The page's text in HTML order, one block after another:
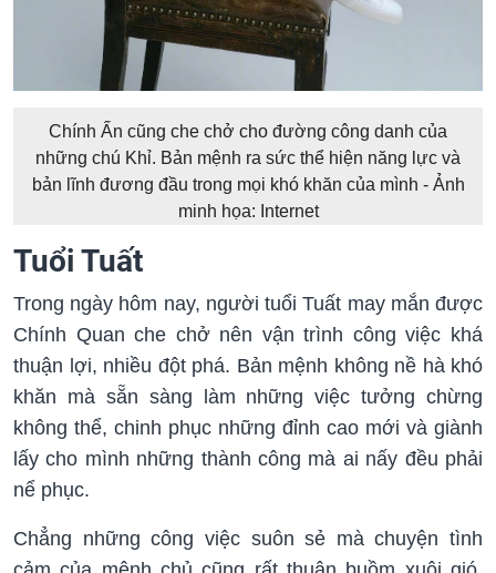
Chính Ấn cũng che chở cho đường công danh của
những chú Khỉ. Bản mệnh ra sức thể hiện năng lực và
bản lĩnh đương đầu trong mọi khó khăn của mình - Ảnh
minh họa: Internet
Tuổi Tuất
Trong ngày hôm nay, người tuổi Tuất may mắn được
Chính Quan che chở nên vận trình công việc khá
thuận lợi, nhiều đột phá. Bản mệnh không nề hà khó
khăn mà sẵn sàng làm những việc tưởng chừng
không thể, chinh phục những đỉnh cao mới và giành
lấy cho mình những thành công mà ai nấy đều phải
nể phục.
Chẳng những công việc suôn sẻ mà chuyện tình